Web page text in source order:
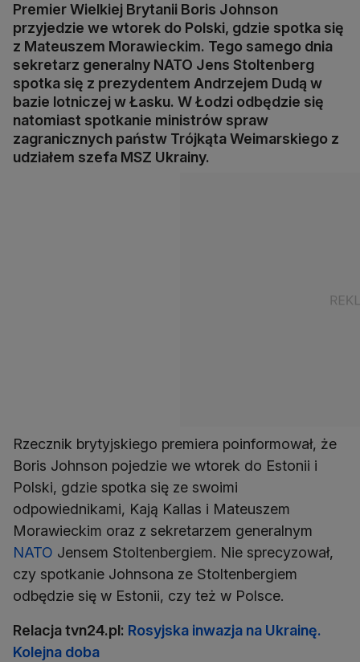
Premier Wielkiej Brytanii Boris Johnson
przyjedzie we wtorek do Polski, gdzie spotka się
z Mateuszem Morawieckim. Tego samego dnia
sekretarz generalny NATO Jens Stoltenberg
spotka się z prezydentem Andrzejem Dudą w
bazie lotniczej w Łasku. W Łodzi odbędzie się
natomiast spotkanie ministrów spraw
zagranicznych państw Trójkąta Weimarskiego z
udziałem szefa MSZ Ukrainy.
Rzecznik brytyjskiego premiera poinformował, że
Boris Johnson pojedzie we wtorek do Estonii i
Polski, gdzie spotka się ze swoimi
odpowiednikami, Kają Kallas i Mateuszem
Morawieckim oraz z sekretarzem generalnym
NATO Jensem Stoltenbergiem. Nie sprecyzował,
czy spotkanie Johnsona ze Stoltenbergiem
odbędzie się w Estonii, czy też w Polsce.
Relacja tvn24.pl: Rosyjska inwazja na Ukrainę.
Kolejna doba